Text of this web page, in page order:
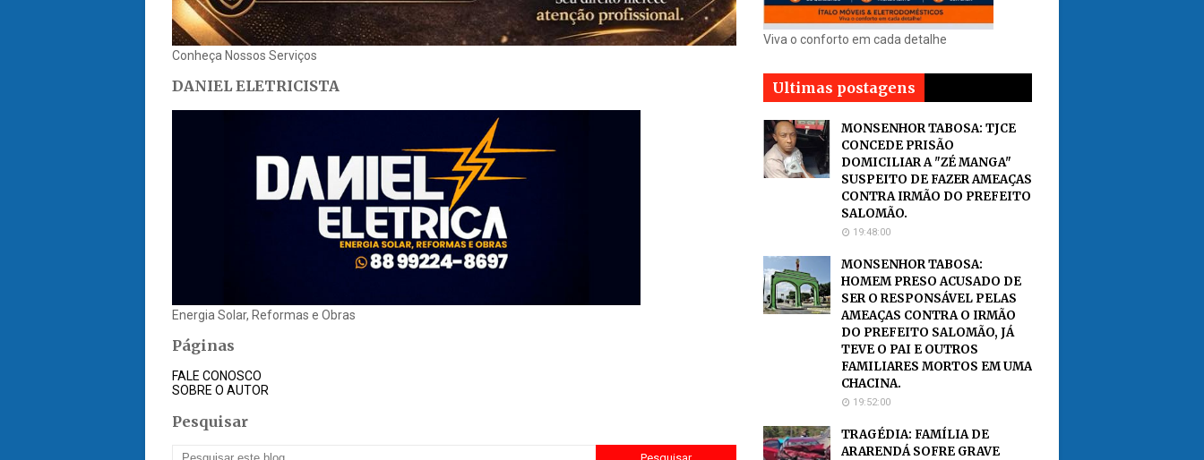
Conheça Nossos Serviços
DANIEL ELETRICISTA
Energia Solar, Reformas e Obras
Páginas
FALE CONOSCO
SOBRE O AUTOR
Pesquisar
Viva o conforto em cada detalhe
Ultimas postagens
MONSENHOR TABOSA: TJCE
CONCEDE PRISÃO
DOMICILIAR A "ZÉ MANGA"
SUSPEITO DE FAZER AMEAÇAS
CONTRA IRMÃO DO PREFEITO
SALOMÃO.
19:48:00
MONSENHOR TABOSA:
HOMEM PRESO ACUSADO DE
SER O RESPONSÁVEL PELAS
AMEAÇAS CONTRA O IRMÃO
DO PREFEITO SALOMÃO, JÁ
TEVE O PAI E OUTROS
FAMILIARES MORTOS EM UMA
CHACINA.
19:52:00
TRAGÉDIA: FAMÍLIA DE
ARARENDÁ SOFRE GRAVE